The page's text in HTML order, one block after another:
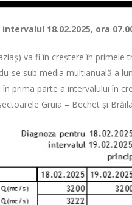
intervalul 18.02.2025, ora 07
va fi în creștere în primele
se sub media multianuală a
prima parte a intervalului în
Gruia – Bechet și